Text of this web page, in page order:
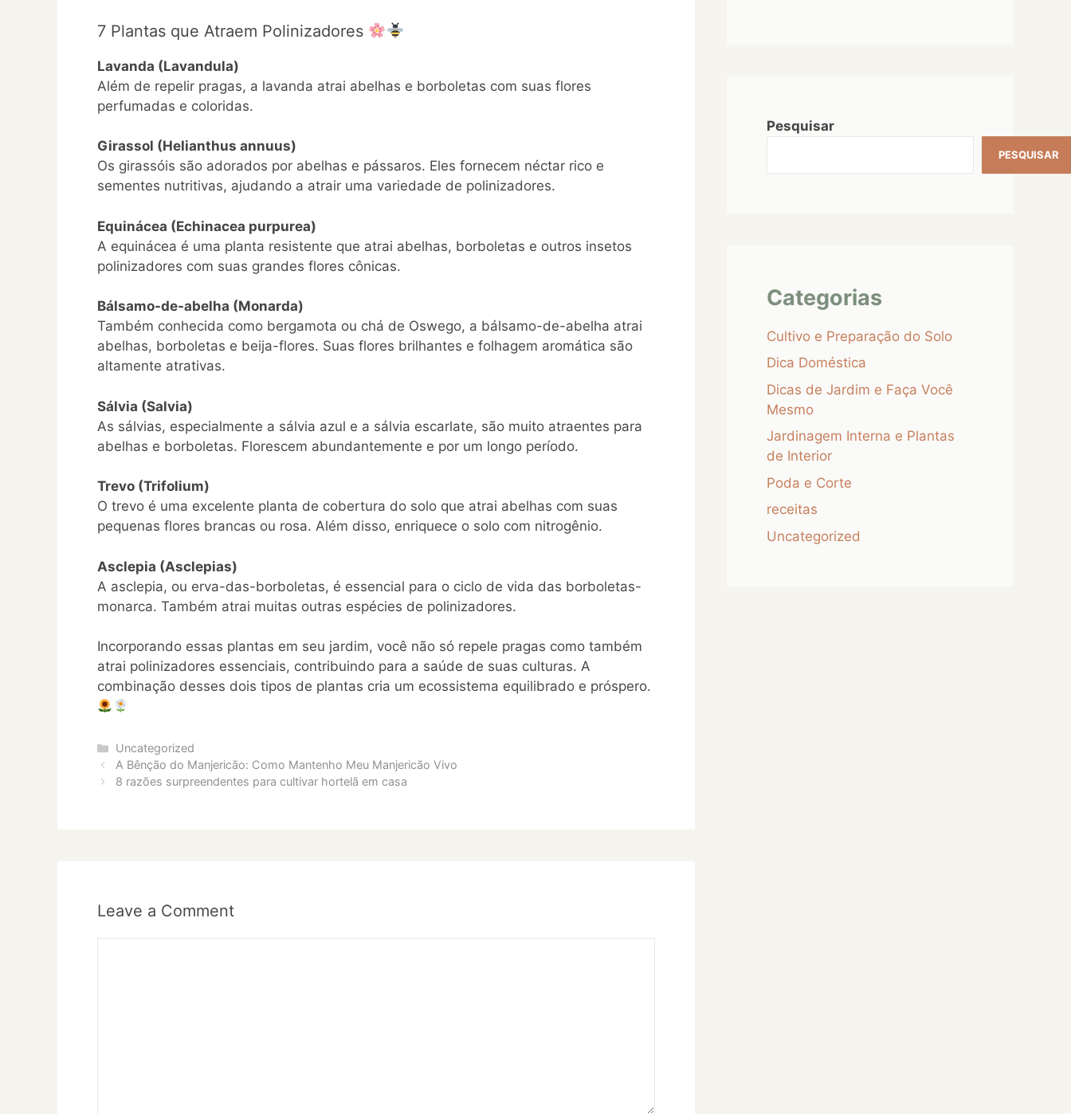
7 Plantas que Atraem Polinizadores
Lavanda (Lavandula)
Além de repelir pragas, a lavanda atrai abelhas e borboletas com suas flores
perfumadas e coloridas.
Girassol (Helianthus annuus)
Os girassóis são adorados por abelhas e pássaros. Eles fornecem néctar rico e
sementes nutritivas, ajudando a atrair uma variedade de polinizadores.
Equinácea (Echinacea purpurea)
A equinácea é uma planta resistente que atrai abelhas, borboletas e outros insetos
polinizadores com suas grandes flores cônicas.
Bálsamo-de-abelha (Monarda)
Também conhecida como bergamota ou chá de Oswego, a bálsamo-de-abelha atrai
abelhas, borboletas e beija-flores. Suas flores brilhantes e folhagem aromática são
altamente atrativas.
Sálvia (Salvia)
As sálvias, especialmente a sálvia azul e a sálvia escarlate, são muito atraentes para
abelhas e borboletas. Florescem abundantemente e por um longo período.
Trevo (Trifolium)
O trevo é uma excelente planta de cobertura do solo que atrai abelhas com suas
pequenas flores brancas ou rosa. Além disso, enriquece o solo com nitrogênio.
Asclepia (Asclepias)
A asclepia, ou erva-das-borboletas, é essencial para o ciclo de vida das borboletas-
monarca. Também atrai muitas outras espécies de polinizadores.
Incorporando essas plantas em seu jardim, você não só repele pragas como também
atrai polinizadores essenciais, contribuindo para a saúde de suas culturas. A
combinação desses dois tipos de plantas cria um ecossistema equilibrado e próspero.
Categories
Uncategorized
A Bênção do Manjericão: Como Mantenho Meu Manjericão Vivo
8 razões surpreendentes para cultivar hortelã em casa
Leave a Comment
Pesquisar
PESQUISAR
Categorias
Cultivo e Preparação do Solo
Dica Doméstica
Dicas de Jardim e Faça Você
Mesmo
Jardinagem Interna e Plantas
de Interior
Poda e Corte
receitas
Uncategorized